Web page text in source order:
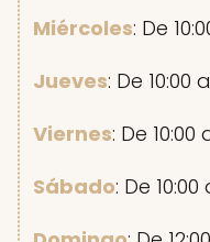
Miércoles: De
Jueves: De 10:00
Viernes: De 10:00
Sábado: De 10:00